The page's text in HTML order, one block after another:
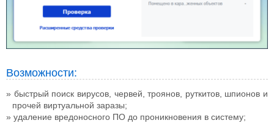
Возможности:
быстрый поиск вирусов, червей, троянов, руткитов, шпионов и
прочей виртуальной заразы;
удаление вредоносного ПО до проникновения в систему;